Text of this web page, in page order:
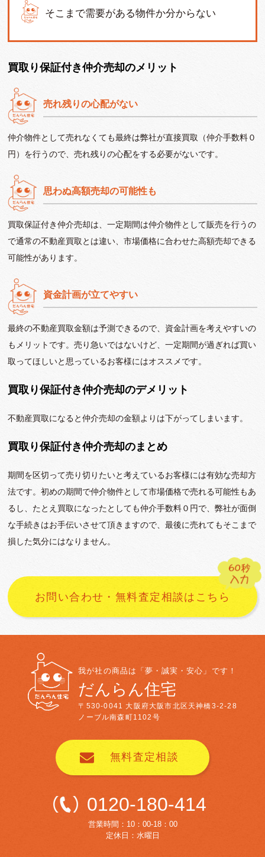
そこまで需要がある物件か分からない
買取り保証付き仲介売却のメリット
売れ残りの心配がない
仲介物件として売れなくても最終は弊社が直接買取（仲介手数料０
円）を行うので、売れ残りの心配をする必要がないです。
思わぬ高額売却の可能性も
買取保証付き仲介売却は、一定期間は仲介物件として販売を行うの
で通常の不動産買取とは違い、市場価格に合わせた高額売却できる
可能性があります。
資金計画が立てやすい
最終の不動産買取金額は予測できるので、資金計画を考えやすいの
もメリットです。売り急いではないけど、一定期間が過ぎれば買い
取ってほしいと思っているお客様にはオススメです。
買取り保証付き仲介売却のデメリット
不動産買取になると仲介売却の金額よりは下がってしまいます。
買取り保証付き仲介売却のまとめ
期間を区切って売り切りたいと考えているお客様には有効な売却方
法です。初めの期間で仲介物件として市場価格で売れる可能性もあ
るし、たとえ買取になったとしても仲介手数料０円で、弊社が面倒
な手続きはお手伝いさせて頂きますので、最後に売れてもそこまで
損した気分にはなりません。
お問い合わせ・無料査定相談はこちら
我が社の商品は「夢・誠実・安心」です！
だんらん住宅
〒530-0041 大阪府大阪市北区天神橋3-2-28
ノーブル南森町1102号
無料査定相談
0120-180-414
営業時間：10：00-18：00
定休日：水曜日